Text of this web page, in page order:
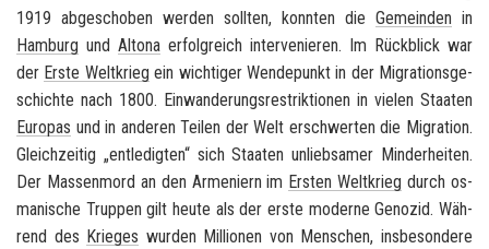
1919 ab­ge­scho­ben wer­den soll­ten, konn­ten die Ge­mein­den in
Ham­burg und Al­to­na er­folg­reich in­ter­ve­nie­ren. Im Rück­blick war
der Erste Welt­krieg ein wich­ti­ger Wen­de­punkt in der Mi­gra­ti­ons­ge­
schich­te nach 1800. Ein­wan­de­rungs­re­strik­tio­nen in vie­len Staa­ten
Eu­ro­pas und in an­de­ren Tei­len der Welt er­schwer­ten die Mi­gra­ti­on.
Gleich­zei­tig „ent­le­dig­ten“ sich Staa­ten un­lieb­sa­mer Min­der­hei­ten.
Der Mas­sen­mord an den Ar­me­ni­ern im Ers­ten Welt­krieg durch os­
ma­ni­sche Trup­pen gilt heute als der erste mo­der­ne Ge­no­zid. Wäh­
rend des Krie­ges wur­den Mil­lio­nen von Men­schen, ins­be­son­de­re